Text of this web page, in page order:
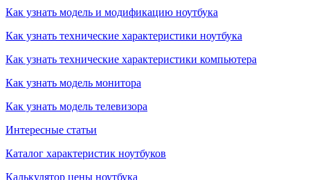
Как узнать модель и модификацию ноутбука
Как узнать технические характеристики ноутбука
Как узнать технические характеристики компьютера
Как узнать модель монитора
Как узнать модель телевизора
Интересные статьи
Каталог характеристик ноутбуков
Калькулятор цены ноутбука